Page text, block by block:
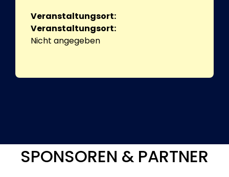
Veranstaltungsort:
Veranstaltungsort:
Nicht angegeben
SPONSOREN & PARTNER